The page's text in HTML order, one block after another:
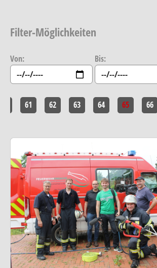
Filter-Möglichkeiten
Von: Bis:
61 62 63 64 65 66